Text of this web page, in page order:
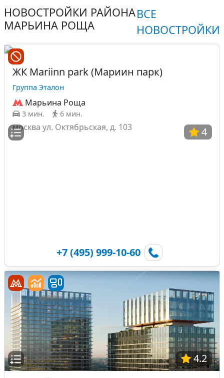
НОВОСТРОЙКИ РАЙОНА
МАРЬИНА РОЩА
ВСЕ
НОВОСТРОЙКИ
4
ЖК Mariinn park (Мариин парк)
Группа Эталон
Марьина Роща
3 мин. 6 мин.
москва ул. Октябрьская, д. 103
+7 (495) 999-10-60
4.2